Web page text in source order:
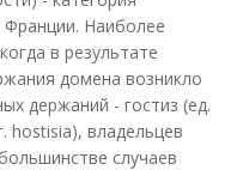
Франции. Наиболее
в результате
домена возникло
держаний - гостиз (ед.
hostisia), владельцев
случаев